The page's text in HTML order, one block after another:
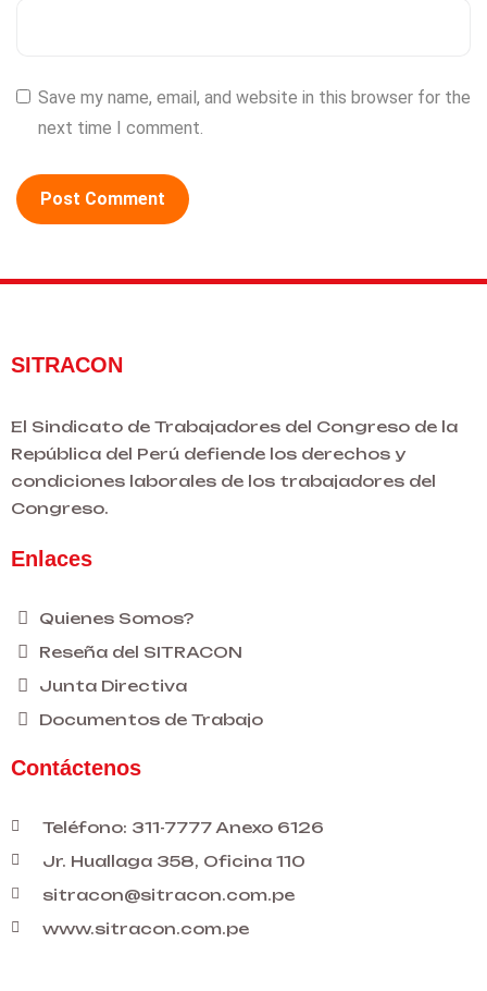
Save my name, email, and website in this browser for the
next time I comment.
SITRACON
El Sindicato de Trabajadores del Congreso de la
República del Perú defiende los derechos y
condiciones laborales de los trabajadores del
Congreso.
Enlaces
Quienes Somos?
Reseña del SITRACON
Junta Directiva
Documentos de Trabajo
Contáctenos
Teléfono: 311-7777 Anexo 6126
Jr. Huallaga 358, Oficina 110
sitracon@sitracon.com.pe
www.sitracon.com.pe